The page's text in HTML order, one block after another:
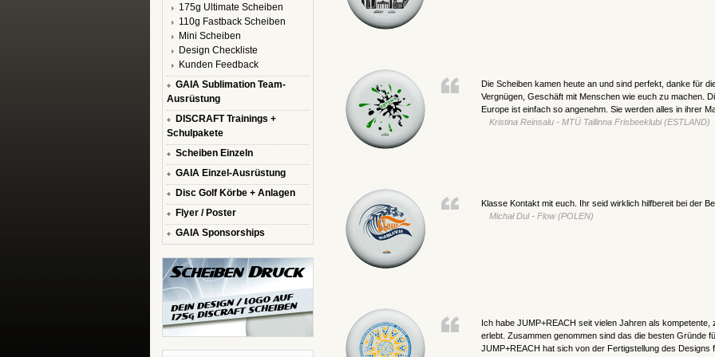
175g Ultimate Scheiben
110g Fastback Scheiben
Mini Scheiben
Design Checkliste
Kunden Feedback
GAIA Sublimation Team-
Ausrüstung
DISCRAFT Trainings +
Schulpakete
Scheiben Einzeln
GAIA Einzel-Ausrüstung
Disc Golf Körbe + Anlagen
Flyer / Poster
GAIA Sponsorships
Die Scheiben kamen heute an und sind perfekt, danke für
Vergnügen, Geschäft mit Menschen wie euch zu machen.
Europe ist einfach so angenehm. Sie werden alles in ihrer
Kristina Reinsalu - MTÜ Tallinna Frisbeeklubi (ESTLAND)
Klasse Kontakt mit euch. Ihr seid wirklich hilfbereit bei der
Michał Dul - Flow (POLEN)
Ich habe JUMP+REACH seit vielen Jahren als
erlebt. Zusammen genommen sind das die besten Gründe
JUMP+REACH hat sich von der Fertigstellung des